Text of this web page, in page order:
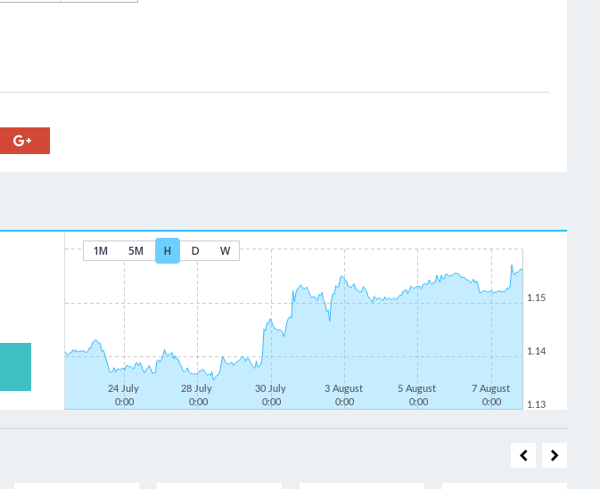
1M 5M H D W
24 July
0:00
28 July
0:00
30 July
0:00
3 August
0:00
5 August
0:00
7 August
0:00
1.13
1.14
1.15